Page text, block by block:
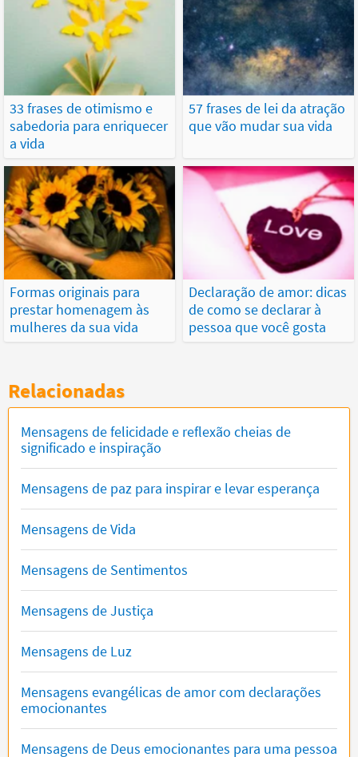
33 frases de otimismo e
sabedoria para enriquecer
a vida
57 frases de lei da atração
que vão mudar sua vida
Formas originais para
prestar homenagem às
mulheres da sua vida
Declaração de amor: dicas
de como se declarar à
pessoa que você gosta
Relacionadas
Mensagens de felicidade e reflexão cheias de
significado e inspiração
Mensagens de paz para inspirar e levar esperança
Mensagens de Vida
Mensagens de Sentimentos
Mensagens de Justiça
Mensagens de Luz
Mensagens evangélicas de amor com declarações
emocionantes
Mensagens de Deus emocionantes para uma pessoa